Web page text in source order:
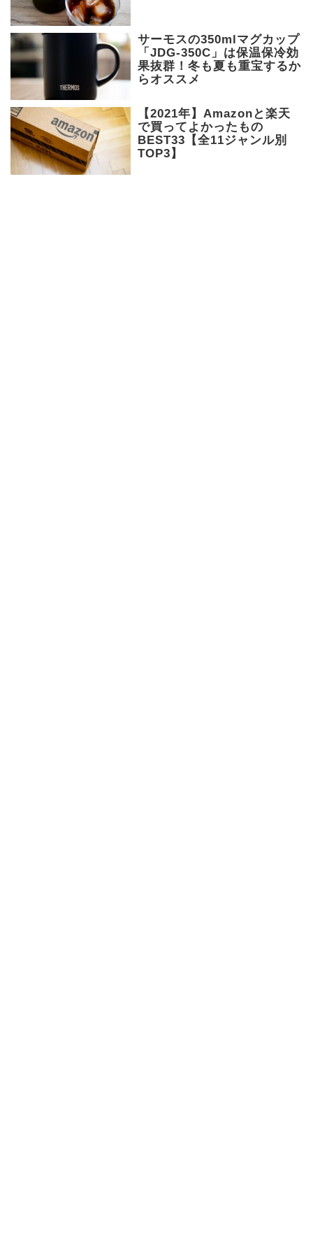
サーモスの350mlマグカップ
「JDG-350C」は保温保冷効
果抜群！冬も夏も重宝するか
らオススメ
【2021年】Amazonと楽天
で買ってよかったもの
BEST33【全11ジャンル別
TOP3】